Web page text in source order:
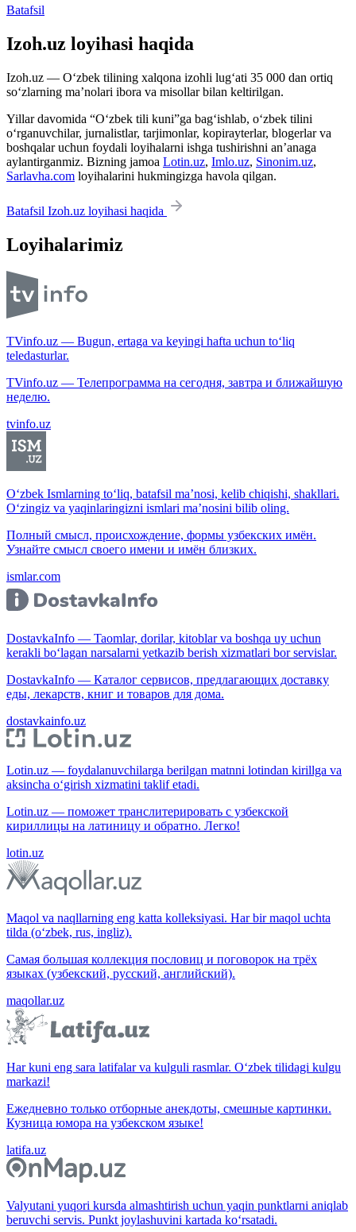
Batafsil
Izoh.uz loyihasi haqida
Izoh.uz — O‘zbek tilining xalqona izohli lug‘ati 35 000 dan ortiq
so‘zlarning ma’nolari ibora va misollar bilan keltirilgan.
Yillar davomida “O‘zbek tili kuni”ga bag‘ishlab, o‘zbek tilini
o‘rganuvchilar, jurnalistlar, tarjimonlar, kopirayterlar, blogerlar va
boshqalar uchun foydali loyihalarni ishga tushirishni an’anaga
aylantirganmiz. Bizning jamoa Lotin.uz, Imlo.uz, Sinonim.uz,
Sarlavha.com loyihalarini hukmingizga havola qilgan.
Batafsil Izoh.uz loyihasi haqida
Loyihalarimiz
TVinfo.uz — Bugun, ertaga va keyingi hafta uchun to‘liq
teledasturlar.
TVinfo.uz — Телепрограмма на сегодня, завтра и ближайшую
неделю.
tvinfo.uz
O‘zbek Ismlarning to‘liq, batafsil ma’nosi, kelib chiqishi, shakllari.
O‘zingiz va yaqinlaringizni ismlari ma’nosini bilib oling.
Полный смысл, происхождение, формы узбекских имён.
Узнайте смысл своего имени и имён близких.
ismlar.com
DostavkaInfo — Taomlar, dorilar, kitoblar va boshqa uy uchun
kerakli bo‘lagan narsalarni yetkazib berish xizmatlari bor servislar.
DostavkaInfo — Каталог сервисов, предлагающих доставку
еды, лекарств, книг и товаров для дома.
dostavkainfo.uz
Lotin.uz — foydalanuvchilarga berilgan matnni lotindan kirillga va
aksincha o‘girish xizmatini taklif etadi.
Lotin.uz — поможет транслитерировать с узбекской
кириллицы на латиницу и обратно. Легко!
lotin.uz
Maqol va naqllarning eng katta kolleksiyasi. Har bir maqol uchta
tilda (o‘zbek, rus, ingliz).
Самая большая коллекция пословиц и поговорок на трёх
языках (узбекский, русский, английский).
maqollar.uz
Har kuni eng sara latifalar va kulguli rasmlar. O‘zbek tilidagi kulgu
markazi!
Ежедневно только отборные анекдоты, смешные картинки.
Кузница юмора на узбекском языке!
latifa.uz
Valyutani yuqori kursda almashtirish uchun yaqin punktlarni aniqlab
beruvchi servis. Punkt joylashuvini kartada ko‘rsatadi.